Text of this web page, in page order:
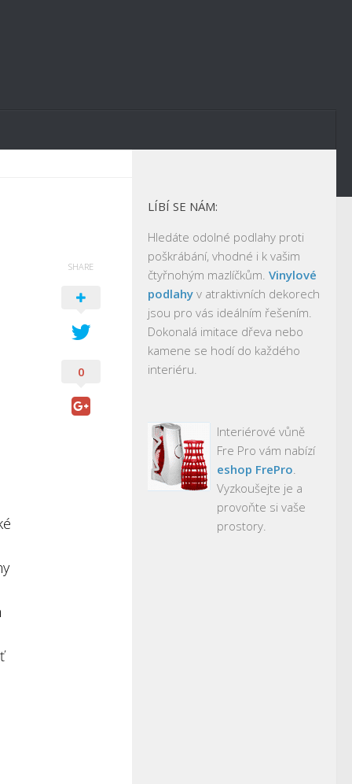
SHARE
0
LÍBÍ SE NÁM:
Hledáte odolné podlahy proti
poškrábání, vhodné i k vašim
čtyřnohým mazlíčkům. Vinylové
podlahy v atraktivních dekorech
jsou pro vás ideálním řešením.
Dokonalá imitace dřeva nebo
kamene se hodí do každého
interiéru.
Interiérové vůně
Fre Pro vám nabízí
eshop FrePro.
Vyzkoušejte je a
provoňte si vaše
prostory.